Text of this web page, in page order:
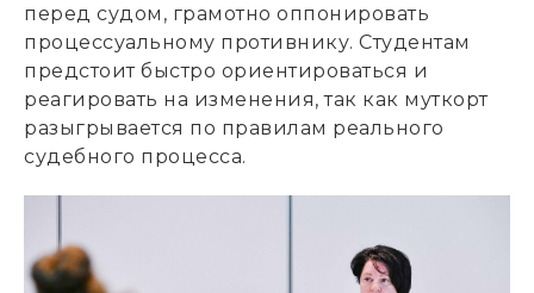
перед судом, грамотно оппонировать
процессуальному противнику. Студентам
предстоит быстро ориентироваться и
реагировать на изменения, так как муткорт
разыгрывается по правилам реального
судебного процесса.